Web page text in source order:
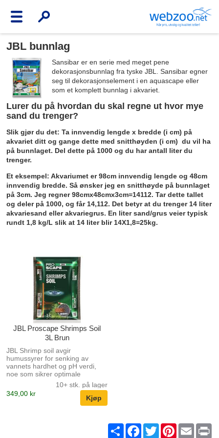
JBL bunnlag
Sansibar er en serie med meget pene
dekorasjonsbunnlag fra tyske JBL. Sansibar egner
seg til dekorasjonselement i en aquascape eller
som et komplett bunnlag i akvariet.
Lurer du på hvordan du skal regne ut hvor mye
sand du trenger?
Slik gjør du det: Ta innvendig lengde x bredde (i cm) på
akvariet ditt og gange dette med snitthøyden (i cm) du vil ha
på bunnlaget. Del dette på 1000 og du har antall liter du
trenger.
Et eksempel: Akvariumet er 98cm innvendig lengde og 48cm
innvendig bredde. Så ønsker jeg en snitthøyde på bunnlaget
på 3cm. Jeg regner 98cmx48cmx3cm=14112. Tar dette tallet
og deler på 1000, og får 14,112. Det betyr at du trenger 14 liter
akvariesand eller akvariegrus. En liter sand/grus veier typisk
rundt 1,8 kg/L slik at 14 liter blir 14X1,8=25kg.
JBL Proscape Shrimps Soil
3L Brun
JBL Shrimp soil avgir
humussyrer for senking av
vannets hardhet og pH verdi,
noe som sikrer optimale
vannverdier for rekene. Soilens
granulatstørrelse sikrer god
sirkulasjon i bunnlaget. Shrimp
10+ stk. på lager
349,00 kr
ShareFacebook
TwitterPinterest
Email